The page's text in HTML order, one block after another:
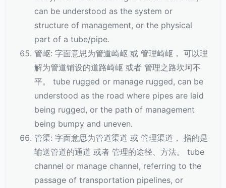
can be understood as the system or
structure of management, or the physical
part of a tube/pipe.
管岖: 字面意思为管道崎岖 或 管理崎岖， 可以理
解为管道铺设的道路崎岖 或者 管理之路坎坷不
平。 tube rugged or manage rugged, can be
understood as the road where pipes are laid
being rugged, or the path of management
being bumpy and uneven.
管渠: 字面意思为管道渠道 或 管理渠道， 指的是
输送管道的通道 或者 管理的途径、方法。 tube
channel or manage channel, referring to the
passage of transportation pipelines, or